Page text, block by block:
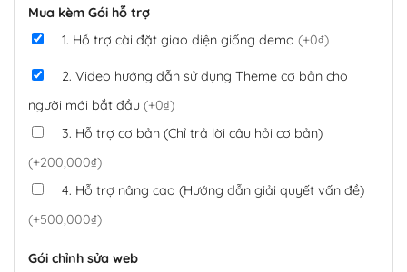
Mua kèm Gói hỗ trợ
1. Hỗ trợ cài đặt giao diện giống demo (+0₫)
2. Video hướng dẫn sử dụng Theme cơ bản cho
người mới bắt đầu (+0₫)
3. Hỗ trợ cơ bản (Chỉ trả lời câu hỏi cơ bản)
(+200,000₫)
4. Hỗ trợ nâng cao (Hướng dẫn giải quyết vấn đề)
(+500,000₫)
Gói chỉnh sửa web